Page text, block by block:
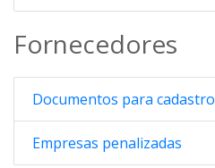
Fornecedores
Documentos para cadastro
Empresas penalizadas